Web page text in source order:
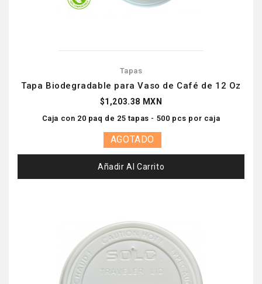
Tapas
Tapa Biodegradable para Vaso de Café de 12 Oz
$1,203.38 MXN
Caja con 20 paq de 25 tapas - 500 pcs por caja
AGOTADO
Añadir Al Carrito